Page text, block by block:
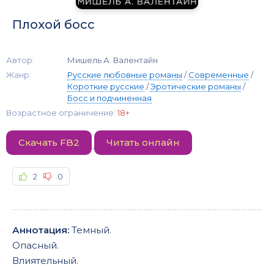
Плохой босс
Автор:
Мишель А. Валентайн
Жанр:
Русские любовные романы /Современные /
Короткие русские /Эротические романы /
Босс и подчиненная
Возрастное ограничение: 18+
Скачать FB2 Читать онлайн
2 0
Аннотация: Темный.
Опасный.
Влиятельный.